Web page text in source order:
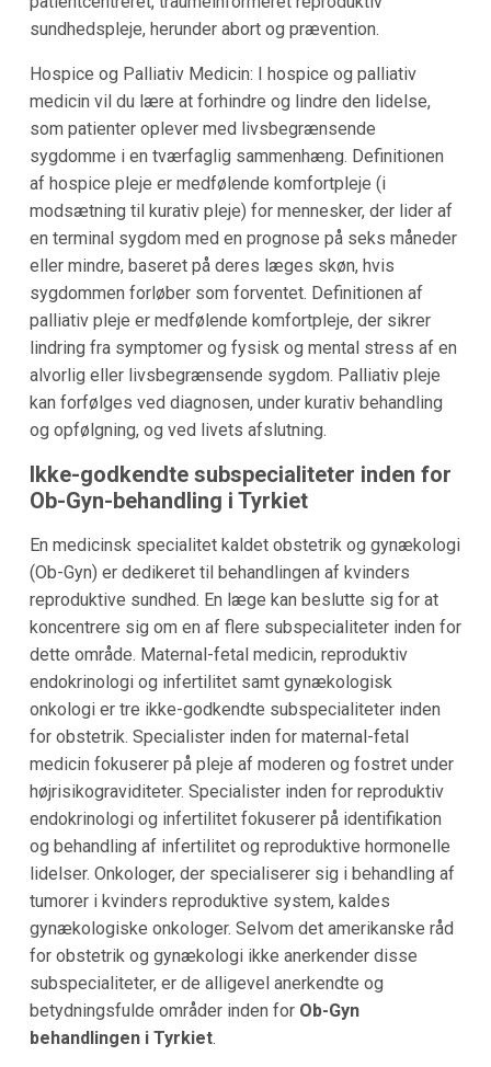
sundhedspleje, herunder abort og prævention.
Hospice og Palliativ Medicin: I hospice og palliativ
medicin vil du lære at forhindre og lindre den lidelse,
som patienter oplever med livsbegrænsende
sygdomme i en tværfaglig sammenhæng. Definitionen
af hospice pleje er medfølende komfortpleje (i
modsætning til kurativ pleje) for mennesker, der lider af
en terminal sygdom med en prognose på seks måneder
eller mindre, baseret på deres læges skøn, hvis
sygdommen forløber som forventet. Definitionen af
palliativ pleje er medfølende komfortpleje, der sikrer
lindring fra symptomer og fysisk og mental stress af en
alvorlig eller livsbegrænsende sygdom. Palliativ pleje
kan forfølges ved diagnosen, under kurativ behandling
og opfølgning, og ved livets afslutning.
Ikke-godkendte subspecialiteter inden for
Ob-Gyn-behandling i Tyrkiet
En medicinsk specialitet kaldet obstetrik og gynækologi
(Ob-Gyn) er dedikeret til behandlingen af kvinders
reproduktive sundhed. En læge kan beslutte sig for at
koncentrere sig om en af flere subspecialiteter inden for
dette område. Maternal-fetal medicin, reproduktiv
endokrinologi og infertilitet samt gynækologisk
onkologi er tre ikke-godkendte subspecialiteter inden
for obstetrik. Specialister inden for maternal-fetal
medicin fokuserer på pleje af moderen og fostret under
højrisikograviditeter. Specialister inden for reproduktiv
endokrinologi og infertilitet fokuserer på identifikation
og behandling af infertilitet og reproduktive hormonelle
lidelser. Onkologer, der specialiserer sig i behandling af
tumorer i kvinders reproduktive system, kaldes
gynækologiske onkologer. Selvom det amerikanske råd
for obstetrik og gynækologi ikke anerkender disse
subspecialiteter, er de alligevel anerkendte og
betydningsfulde områder inden for Ob-Gyn
behandlingen i Tyrkiet.